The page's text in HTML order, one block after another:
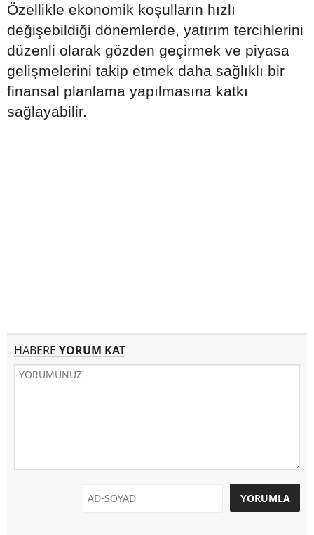
Özellikle ekonomik koşulların hızlı
değişebildiği dönemlerde, yatırım tercihlerini
düzenli olarak gözden geçirmek ve piyasa
gelişmelerini takip etmek daha sağlıklı bir
finansal planlama yapılmasına katkı
sağlayabilir.
HABERE YORUM KAT